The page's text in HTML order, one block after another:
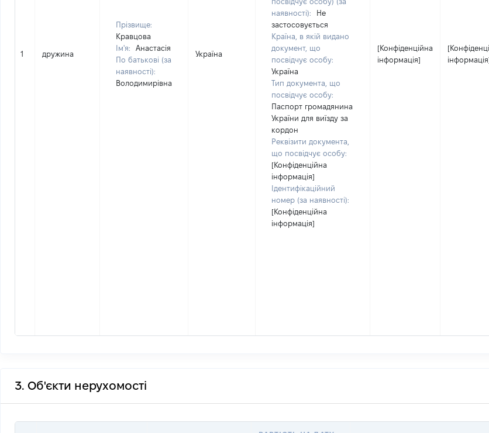
1 дружина
Прізвище:
Кравцова
Ім'я:
Анастасія
По батькові (за
наявності):
Володимирівна
Україна
наявності):
Не
застосовується
Країна, в якій видано
документ, що
посвідчує особу:
Україна
Тип документа, що
посвідчує особу:
Паспорт громадянина
України для виїзду за
кордон
Реквізити документа,
що посвідчує особу:
[Конфіденційна
інформація]
Ідентифікаційний
номер (за наявності):
[Конфіденційна
інформація]
[Конфіденційна
інформація]
3. Об'єкти нерухомості